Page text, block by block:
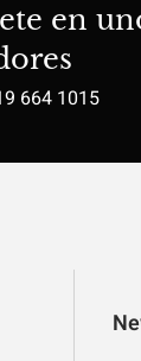
en
664 1015